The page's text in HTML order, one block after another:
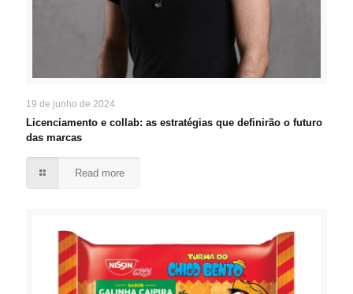
19 de junho de 2024
Licenciamento e collab: as estratégias que definirão o futuro
das marcas
Read more